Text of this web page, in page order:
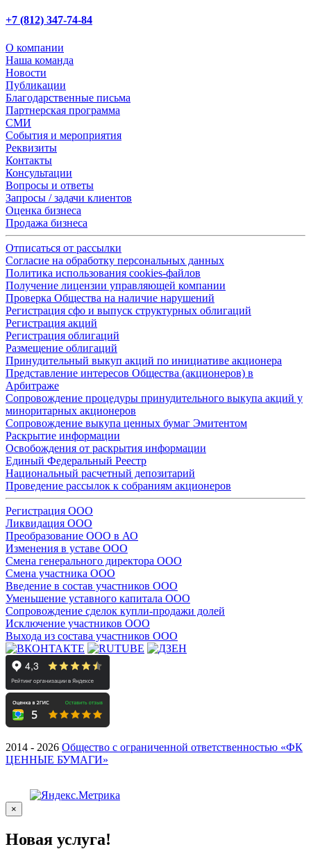
+7 (812) 347-74-84
О компании
Наша команда
Новости
Публикации
Благодарственные письма
Партнерская программа
СМИ
События и мероприятия
Реквизиты
Контакты
Консультации
Вопросы и ответы
Запросы / задачи клиентов
Оценка бизнеса
Продажа бизнеса
Отписаться от рассылки
Согласие на обработку персональных данных
Политика использования cookies-файлов
Получение лицензии управляющей компании
Проверка Общества на наличие нарушений
Регистрация сфо и выпуск структурных облигаций
Регистрация акций
Регистрация облигаций
Размещение облигаций
Принудительный выкуп акций по инициативе акционера
Представление интересов Общества (акционеров) в
Арбитраже
Сопровождение процедуры принудительного выкупа акций у
миноритарных акционеров
Сопровождение выкупа ценных бумаг Эмитентом
Раскрытие информации
Освобождения от раскрытия информации
Единый Федеральный Реестр
Национальный расчетный депозитарий
Проведение рассылок к собраниям акционеров
Регистрация ООО
Ликвидация ООО
Преобразование ООО в АО
Изменения в уставе ООО
Смена генерального директора ООО
Смена участника ООО
Введение в состав участников ООО
Уменьшение уставного капитала ООО
Сопровождение сделок купли-продажи долей
Исключение участников ООО
Выхода из состава участников ООО
2014 - 2026 Общество с ограниченной ответственностью «ФК
ЦЕННЫЕ БУМАГИ»
×
Новая услуга!